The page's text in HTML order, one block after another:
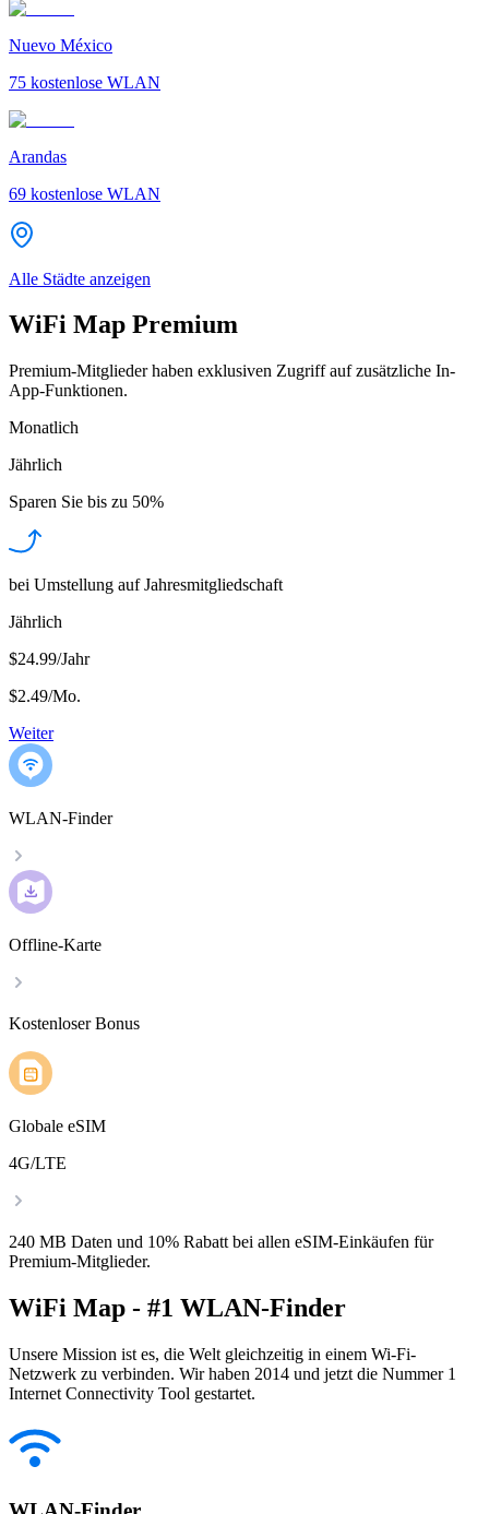
Nuevo México
75 kostenlose WLAN
Arandas
69 kostenlose WLAN
Alle Städte anzeigen
WiFi Map Premium
Premium-Mitglieder haben exklusiven Zugriff auf zusätzliche In-
App-Funktionen.
Monatlich
Jährlich
Sparen Sie bis zu 50%
bei Umstellung auf Jahresmitgliedschaft
Jährlich
$24.99/Jahr
$2.49/Mo.
Weiter
WLAN-Finder
Offline-Karte
Kostenloser Bonus
Globale eSIM
4G/LTE
240 MB Daten und 10% Rabatt bei allen eSIM-Einkäufen für
Premium-Mitglieder.
WiFi Map - #1 WLAN-Finder
Unsere Mission ist es, die Welt gleichzeitig in einem Wi-Fi-
Netzwerk zu verbinden. Wir haben 2014 und jetzt die Nummer 1
Internet Connectivity Tool gestartet.